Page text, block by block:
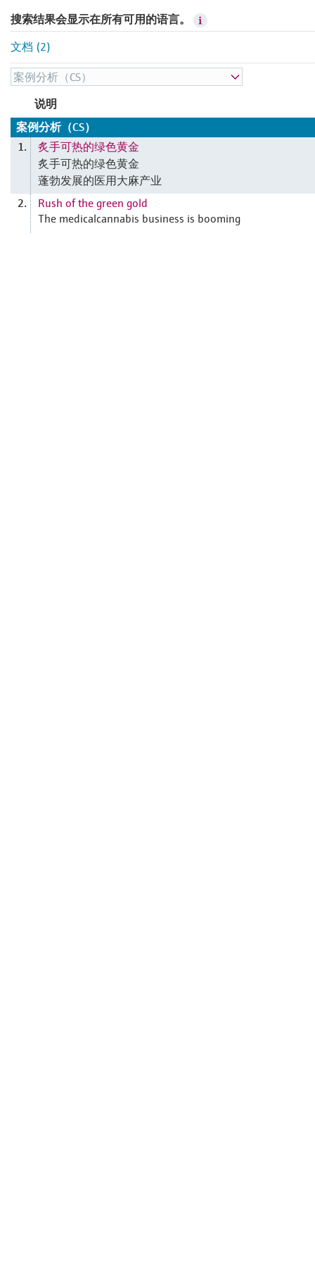
搜索结果会显示在所有可用的语言。
文档 (2)
说明
案例分析（CS）
1.
炙手可热的绿色黄金
炙手可热的绿色黄金
蓬勃发展的医用大麻产业
2.
Rush of the green gold
The medicalcannabis business is booming